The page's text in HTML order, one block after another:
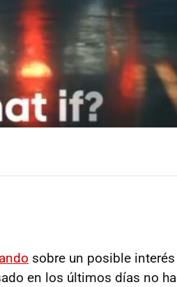
sobre un posible
en los últimos días no